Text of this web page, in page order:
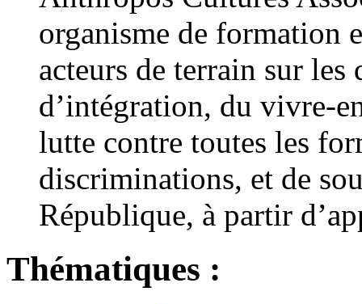
organisme de formation
acteurs de terrain sur
d’intégration, du vivre-
lutte contre toutes les
discriminations, et de
République, à partir
Thématiques :